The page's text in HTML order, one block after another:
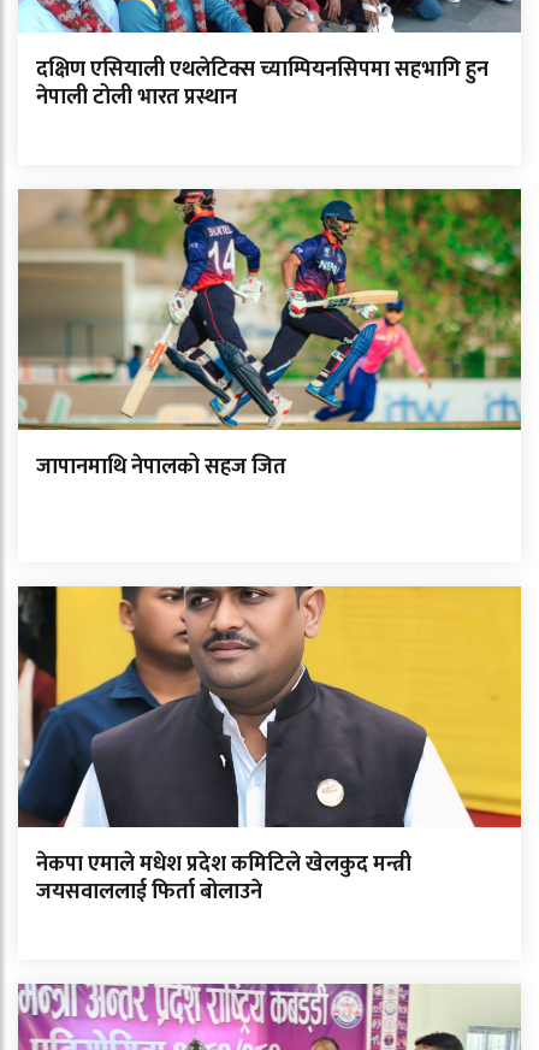
दक्षिण एसियाली एथलेटिक्स च्याम्पियनसिपमा सहभागि हुन
नेपाली टोली भारत प्रस्थान
जापानमाथि नेपालको सहज जित
नेकपा एमाले मधेश प्रदेश कमिटिले खेलकुद मन्त्री
जयसवाललाई फिर्ता बोलाउने